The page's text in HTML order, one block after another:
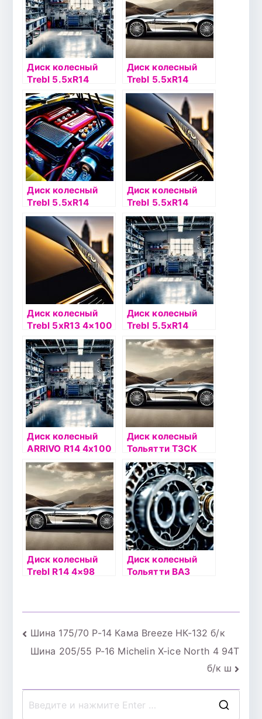
Диск колесный
Trebl 5.5хR14
4х108 ЕТ27
DIA65.1
серебристый
Диск колесный
Trebl 5.5хR14
4х100 ЕТ35
DIA57.1
серебристый
Диск колесный
Trebl 5.5хR14
4х108 ЕТ47
DIA63.3
серебристый
Диск колесный
Trebl 5.5хR14
4х100 ЕТ45
DIA56.6
серебристый
Диск колесный
Trebl 5xR13 4×100
ET46 DIA54.1
серебристый
Диск колесный
Trebl 5.5хR14
4х100 ЕТ45
DIA56.1
серебристый
Диск колесный
ARRIVO R14 4х100
ET43 DIA60.1
черный
Диск колесный
Тольятти ТЗСК
5.5xR14 4×100
ET43 DIA60.1
черный
Диск колесный
Trebl R14 4×98
Диск колесный
Тольятти ВАЗ
Навигация
по
записям
Шина 175/70 Р-14 Кама Breeze НК-132 б/к
Шина 205/55 Р-16 Michelin X-ice North 4 94Т
б/к ш